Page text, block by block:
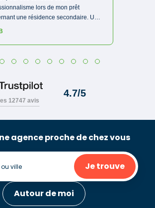
agence proche de chez vous
Je trouve
Autour de moi